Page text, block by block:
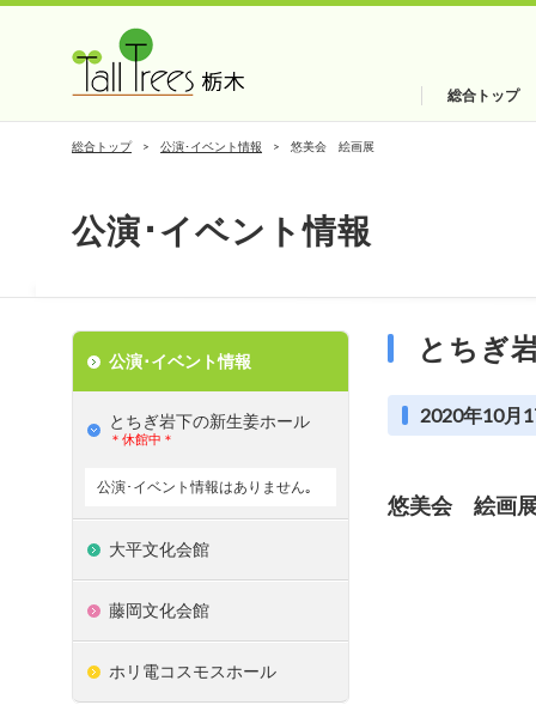
総合トップ
総合トップ 公演･イベント情報 悠美会 絵画展
公演･イベント情報
とちぎ
2020年10月
悠美会 絵画
公演･イベント情報
とちぎ岩下の新⽣姜ホール
＊休館中＊
公演･イベント情報はありません｡
大平文化会館
藤岡文化会館
ホリ電コスモスホール